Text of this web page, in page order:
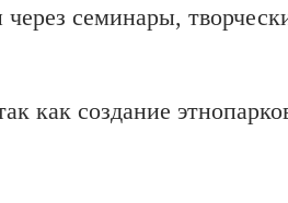
семинары,
как создание